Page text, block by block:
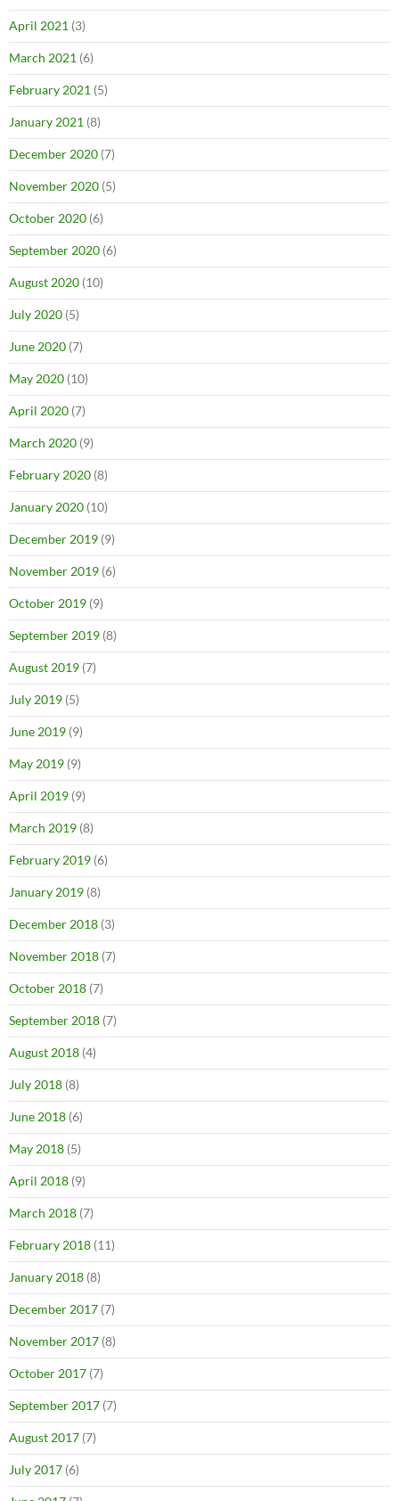
April 2021 (3)
March 2021 (6)
February 2021 (5)
January 2021 (8)
December 2020 (7)
November 2020 (5)
October 2020 (6)
September 2020 (6)
August 2020 (10)
July 2020 (5)
June 2020 (7)
May 2020 (10)
April 2020 (7)
March 2020 (9)
February 2020 (8)
January 2020 (10)
December 2019 (9)
November 2019 (6)
October 2019 (9)
September 2019 (8)
August 2019 (7)
July 2019 (5)
June 2019 (9)
May 2019 (9)
April 2019 (9)
March 2019 (8)
February 2019 (6)
January 2019 (8)
December 2018 (3)
November 2018 (7)
October 2018 (7)
September 2018 (7)
August 2018 (4)
July 2018 (8)
June 2018 (6)
May 2018 (5)
April 2018 (9)
March 2018 (7)
February 2018 (11)
January 2018 (8)
December 2017 (7)
November 2017 (8)
October 2017 (7)
September 2017 (7)
August 2017 (7)
July 2017 (6)